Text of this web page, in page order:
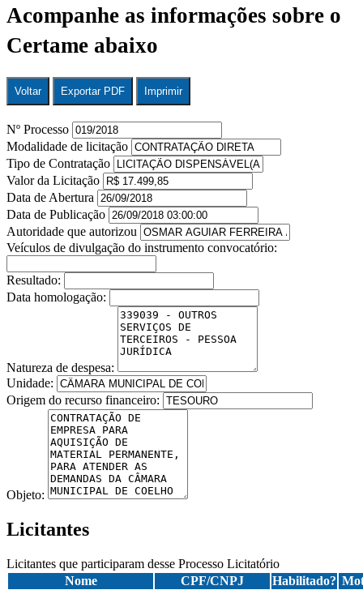
Acompanhe as informações sobre o
Certame abaixo
Voltar Exportar PDF Imprimir
Nº Processo
Modalidade de licitação
Tipo de Contratação
Valor da Licitação
Data de Abertura
Data de Publicação
Autoridade que autorizou
Veículos de divulgação do instrumento convocatório:
Resultado:
Data homologação:
Natureza de despesa:
Unidade:
Origem do recurso financeiro:
Objeto:
Licitantes
Licitantes que participaram desse Processo Licitatório
Nome
CPF/CNPJ Habilitado?